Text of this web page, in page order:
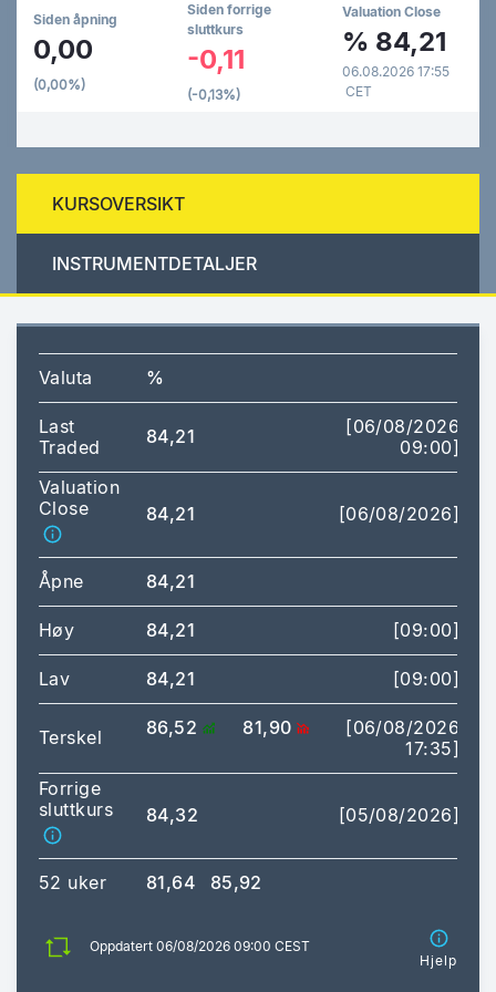
Siden åpning
0,00
(0,00%)
Siden forrige
sluttkurs
-0,11
(-0,13%)
Valuation Close
% 84,21
06.08.2026 17:55
CET
KURSOVERSIKT
INSTRUMENTDETALJER
Valuta %
Last
Traded
84,21
[06/08/2026
09:00]
Valuation
Close
84,21 [06/08/2026]
Åpne 84,21
Høy 84,21 [09:00]
Lav 84,21 [09:00]
Terskel 86,52 81,90
[06/08/2026
17:35]
Forrige
sluttkurs
84,32 [05/08/2026]
52 uker 81,64 85,92
Oppdatert 06/08/2026 09:00 CEST
Hjelp